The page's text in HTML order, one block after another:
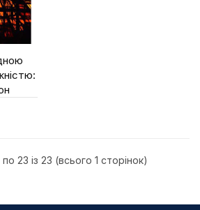
23 із 23 (всього 1 сторінок)